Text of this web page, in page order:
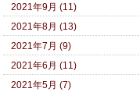
2021年9月 (11)
2021年8月 (13)
2021年7月 (9)
2021年6月 (11)
2021年5月 (7)